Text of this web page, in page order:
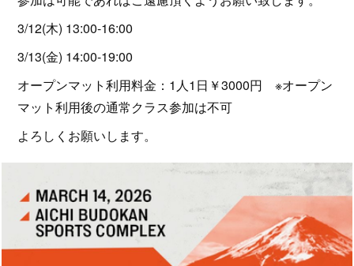
3/12(木) 13:00-16:00
3/13(金) 14:00-19:00
オープンマット利用料金：1人1日￥3000円 ※オープン
マット利用後の通常クラス参加は不可
よろしくお願いします。